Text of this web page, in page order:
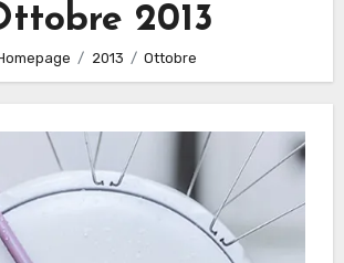
2013
2013 Ottobre